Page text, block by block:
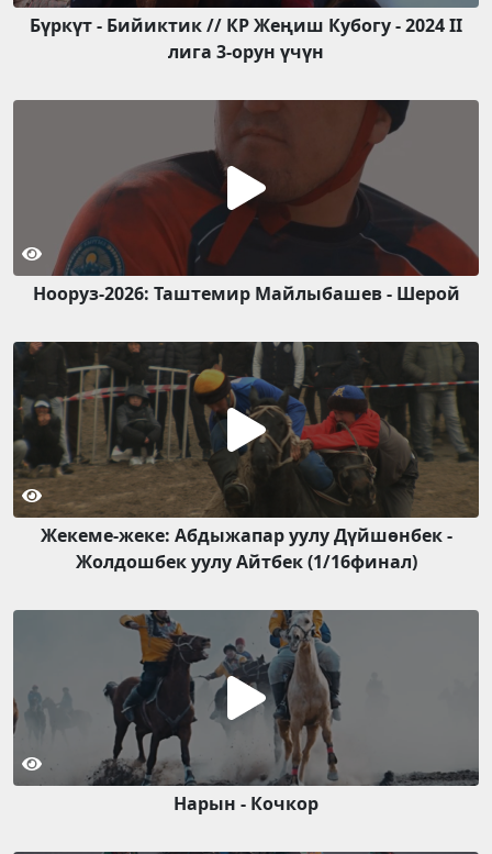
Бүркүт - Бийиктик // КР Жеңиш Кубогу - 2024 II
лига 3-орун үчүн
Нооруз-2026: Таштемир Майлыбашев - Шерой
Жекеме-жеке: Абдыжапар уулу Дүйшөнбек -
Жолдошбек уулу Айтбек (1/16финал)
Нарын - Кочкор